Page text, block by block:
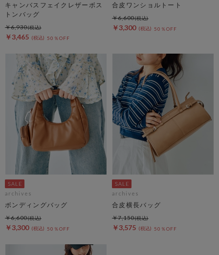
キャンバスフェイクレザーボス
トンバッグ
￥3,465 50％OFF
￥6,930
合皮ワンショルトート
￥3,300 50％OFF
￥6,600
archives
ボンディングバッグ
￥3,300 50％OFF
￥6,600
archives
合皮横長バッグ
￥3,575 50％OFF
￥7,150